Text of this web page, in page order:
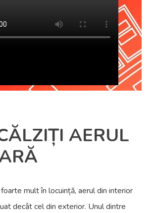
AERUL
mult în locuință, aerul din interior
decât cel din exterior. Unul dintre